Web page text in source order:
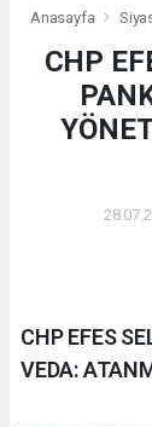
Anasayfa
CHP
CHP EFES
VEDA: